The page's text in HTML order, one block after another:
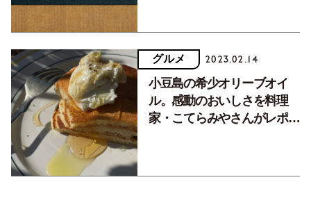
グルメ 2023.02.14
小豆島の希少オリーブオイ
ル。感動のおいしさを料理
家・こてらみやさんがレポー